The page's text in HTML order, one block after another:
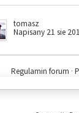
tomasz
Napisany 21 sie
Regulamin forum ·